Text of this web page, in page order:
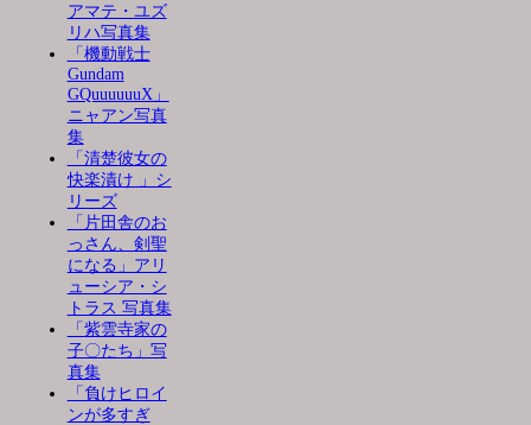
アマテ・ユズ
リハ写真集
「機動戦士
Gundam
GQuuuuuuX」
ニャアン写真
集
「清楚彼女の
快楽漬け 」シ
リーズ
「片田舎のお
っさん、剣聖
になる」アリ
ューシア・シ
トラス 写真集
「紫雲寺家の
子〇たち」写
真集
「負けヒロイ
ンが多すぎ